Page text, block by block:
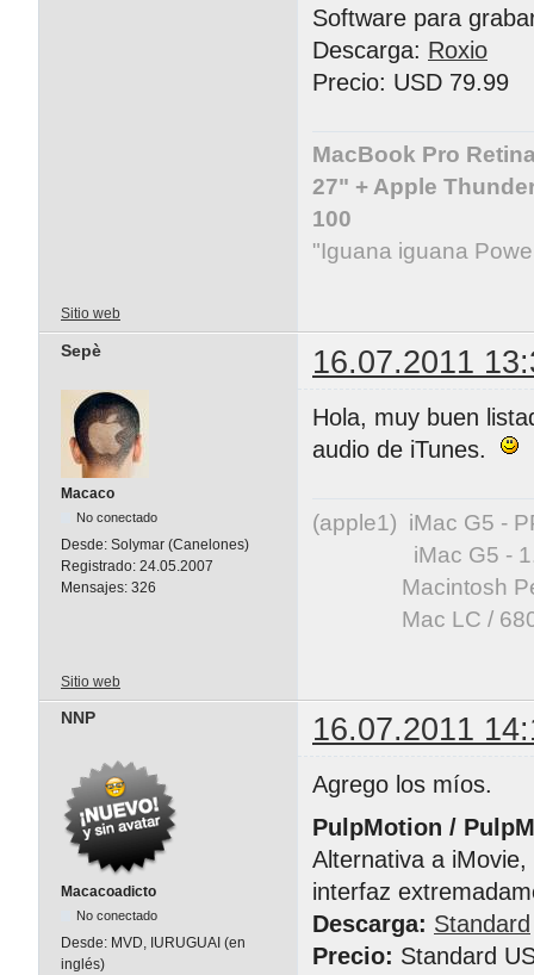
Software para
Descarga: Roxio
Precio: USD 79.99
MacBook Pro
27" + Apple
100
"Iguana iguana
Sitio web
Sepè 16.07.2011
Macaco
No conectado
Desde: Solymar (Canelones)
Registrado: 24.05.2007
Mensajes: 326
Hola, muy buen
audio de iTunes.
(apple1) iMac G5 -
iMac G5 - 1.83
Macintosh
Mac LC / 68020
Sitio web
NNP 16.07.2011
Macacoadicto
No conectado
Desde: MVD, IURUGUAI (en
inglés)
Agrego los míos.
PulpMotion /
Alternativa a
interfaz
Descarga: Standard
Precio: Standard